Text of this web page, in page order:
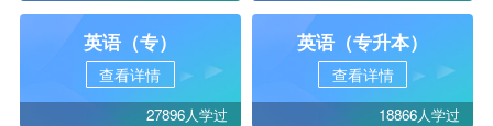
英语（专）
查看详情
27896人学过
英语（专升本）
查看详情
18866人学过